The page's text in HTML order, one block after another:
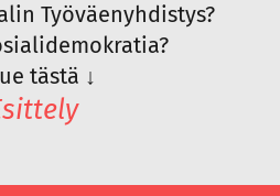
Työväenyhdistys?
tästä ↓